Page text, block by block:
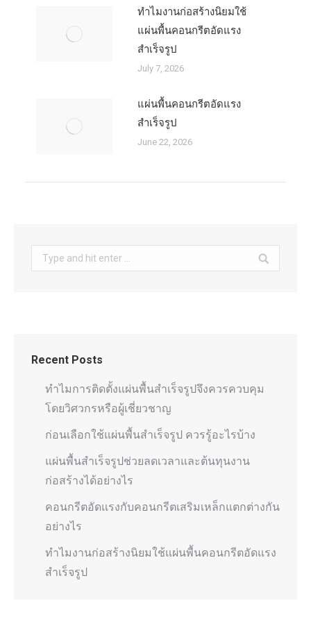
ทำไมงานก่อสร้างนิยมใช้
แผ่นพื้นคอนกรีตอัดแรง
สำเร็จรูป
July 7, 2026
แผ่นพื้นคอนกรีตอัดแรง
สำเร็จรูป
June 22, 2026
Search:
Recent Posts
ทำไมการติดตั้งแผ่นพื้นสำเร็จรูปจึงควรควบคุม
โดยวิศวกรหรือผู้เชี่ยวชาญ
ก่อนเลือกใช้แผ่นพื้นสำเร็จรูป ควรรู้อะไรบ้าง
แผ่นพื้นสำเร็จรูปช่วยลดเวลาและต้นทุนงาน
ก่อสร้างได้อย่างไร
คอนกรีตอัดแรงกับคอนกรีตเสริมเหล็กแตกต่างกัน
อย่างไร
ทำไมงานก่อสร้างนิยมใช้แผ่นพื้นคอนกรีตอัดแรง
สำเร็จรูป